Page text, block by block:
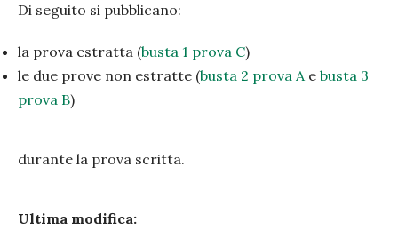
Di seguito si pubblicano:
la prova estratta (busta 1 prova C)
le due prove non estratte (busta 2 prova Ae busta 3
prova B)
durante la prova scritta.
Ultima modifica: